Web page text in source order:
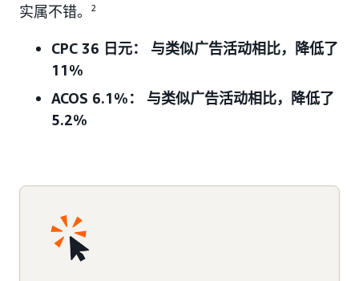
实属不错。
2
CPC 36 日元： 与类似广告活动相比，降低了
11%
ACOS 6.1%： 与类似广告活动相比，降低了
5.2%